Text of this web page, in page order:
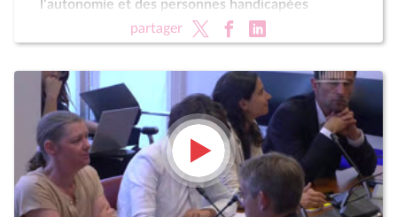
l’autonomie et des personnes handicapées
partager